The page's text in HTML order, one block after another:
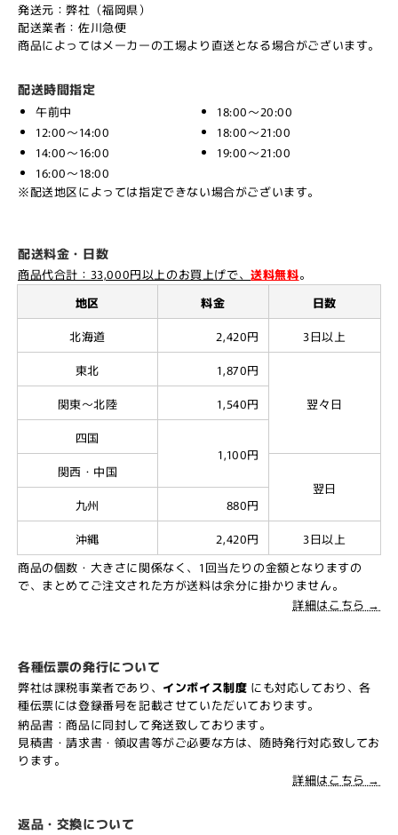
発送元：弊社（福岡県）
配送業者：佐川急便
商品によってはメーカーの工場より直送となる場合がございます。
配送時間指定
午前中
12:00～14:00
14:00～16:00
16:00～18:00
18:00～20:00
18:00～21:00
19:00～21:00
※配送地区によっては指定できない場合がございます。
配送料金・日数
商品代合計：33,000円以上のお買上げで、送料無料。
地区
料金
日数
北海道
2,420円
3日以上
東北
1,870円
翌々日
関東～北陸
1,540円
四国
1,100円
関西・中国
翌日
九州
880円
沖縄
2,420円
3日以上
商品の個数・大きさに関係なく、1回当たりの金額となりますの
で、まとめてご注文された方が送料は余分に掛かりません。
詳細はこちら →
各種伝票の発行について
弊社は課税事業者であり、 インボイス制度 にも対応しており、各
種伝票には登録番号を記載させていただいております。
納品書：商品に同封して発送致しております。
見積書・請求書・領収書等がご必要な方は、随時発行対応致してお
ります。
詳細はこちら →
返品・交換について